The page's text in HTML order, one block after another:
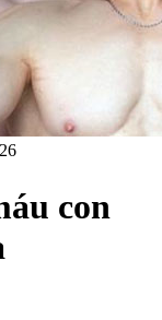
con